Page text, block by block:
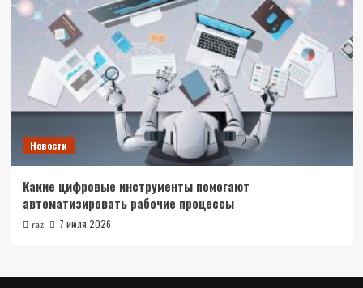
Новости
Какие цифровые инструменты помогают
автоматизировать рабочие процессы
raz 7 июля 2026